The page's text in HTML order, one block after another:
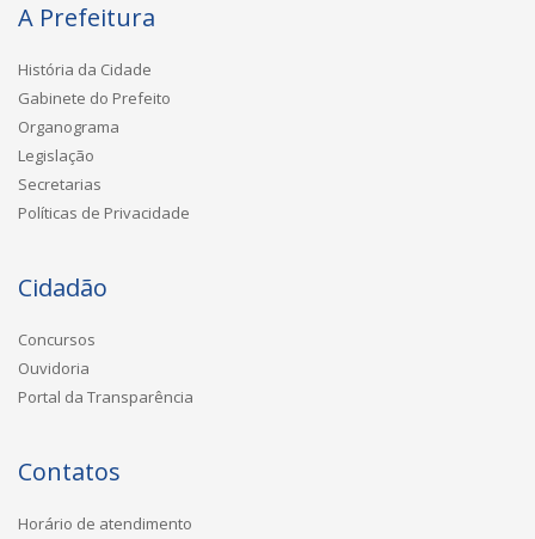
A Prefeitura
História da Cidade
Gabinete do Prefeito
Organograma
Legislação
Secretarias
Políticas de Privacidade
Cidadão
Concursos
Ouvidoria
Portal da Transparência
Contatos
Horário de atendimento